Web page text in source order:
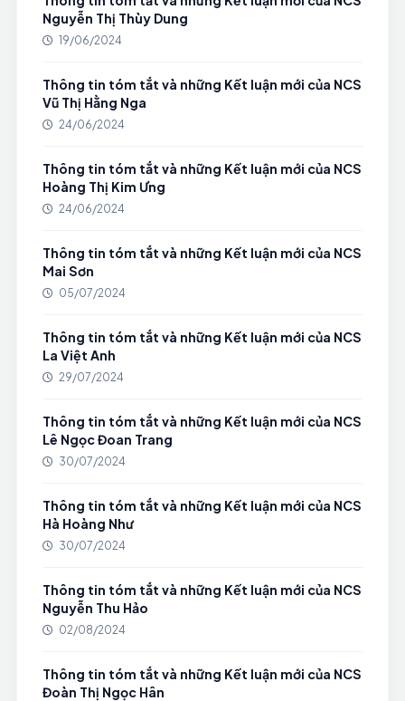
Nguyễn Thị Thùy Dung
19/06/2024
Thông tin tóm tắt và những Kết luận mới của NCS
Vũ Thị Hằng Nga
24/06/2024
Thông tin tóm tắt và những Kết luận mới của NCS
Hoàng Thị Kim Ưng
24/06/2024
Thông tin tóm tắt và những Kết luận mới của NCS
Mai Sơn
05/07/2024
Thông tin tóm tắt và những Kết luận mới của NCS
La Việt Anh
29/07/2024
Thông tin tóm tắt và những Kết luận mới của NCS
Lê Ngọc Đoan Trang
30/07/2024
Thông tin tóm tắt và những Kết luận mới của NCS
Hà Hoàng Như
30/07/2024
Thông tin tóm tắt và những Kết luận mới của NCS
Nguyễn Thu Hảo
02/08/2024
Thông tin tóm tắt và những Kết luận mới của NCS
Đoàn Thị Ngọc Hân